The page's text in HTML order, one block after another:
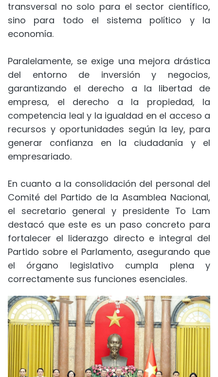
transversal no solo para el sector científico,
sino para todo el sistema político y la
economía.
Paralelamente, se exige una mejora drástica
del entorno de inversión y negocios,
garantizando el derecho a la libertad de
empresa, el derecho a la propiedad, la
competencia leal y la igualdad en el acceso a
recursos y oportunidades según la ley, para
generar confianza en la ciudadanía y el
empresariado.
En cuanto a la consolidación del personal del
Comité del Partido de la Asamblea Nacional,
el secretario general y presidente To Lam
destacó que este es un paso concreto para
fortalecer el liderazgo directo e integral del
Partido sobre el Parlamento, asegurando que
el órgano legislativo cumpla plena y
correctamente sus funciones esenciales.